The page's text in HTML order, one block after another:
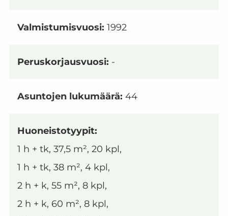
Valmistumisvuosi: 1992
Peruskorjausvuosi: -
Asuntojen lukumäärä: 44
Huoneistotyypit:
1 h + tk, 37,5 m², 20 kpl,
1 h + tk, 38 m², 4 kpl,
2 h + k, 55 m², 8 kpl,
2 h + k, 60 m², 8 kpl,